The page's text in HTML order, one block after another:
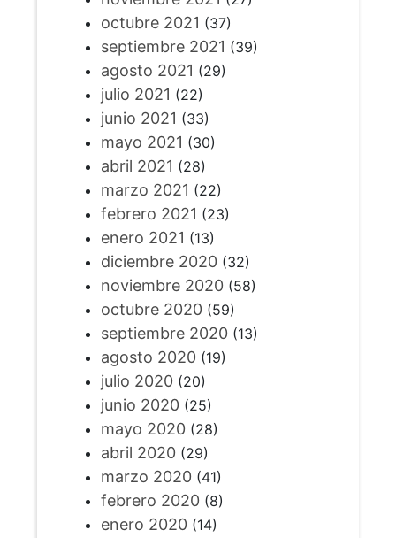
octubre 2021 (37)
septiembre 2021 (39)
agosto 2021 (29)
julio 2021 (22)
junio 2021 (33)
mayo 2021 (30)
abril 2021 (28)
marzo 2021 (22)
febrero 2021 (23)
enero 2021 (13)
diciembre 2020(32)
noviembre 2020(58)
octubre 2020(59)
septiembre 2020(13)
agosto 2020(19)
julio 2020(20)
junio 2020(25)
mayo 2020(28)
abril 2020(29)
marzo 2020(41)
febrero 2020(8)
enero 2020(14)